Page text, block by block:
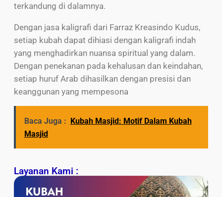
terkandung di dalamnya.
Dengan jasa kaligrafi dari Farraz Kreasindo Kudus,
setiap kubah dapat dihiasi dengan kaligrafi indah
yang menghadirkan nuansa spiritual yang dalam.
Dengan penekanan pada kehalusan dan keindahan,
setiap huruf Arab dihasilkan dengan presisi dan
keanggunan yang mempesona
Baca Juga :
Kubah Masjid: Motif Dalam Kubah
Masjid
Layanan Kami :